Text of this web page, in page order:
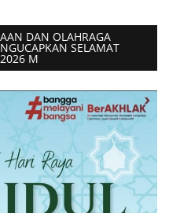
DAN OLAHRAGA
SELAMAT
M